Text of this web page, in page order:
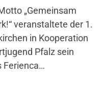
„Gemeinsam sind
der 1. FFC
in Kooperation mit
Pfalz sein
Ferienca…